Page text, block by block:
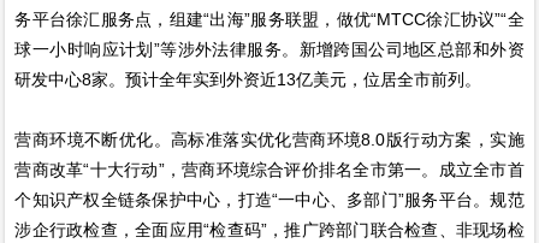
务平台徐汇服务点，组建“出海”服务联盟，做优“MTCC徐汇协议”“全
球一小时响应计划”等涉外法律服务。新增跨国公司地区总部和外资
研发中心8家。预计全年实到外资近13亿美元，位居全市前列。
营商环境不断优化。高标准落实优化营商环境8.0版行动方案，实施
营商改革“十大行动”，营商环境综合评价排名全市第一。成立全市首
个知识产权全链条保护中心，打造“一中心、多部门”服务平台。规范
涉企行政检查，全面应用“检查码”，推广跨部门联合检查、非现场检